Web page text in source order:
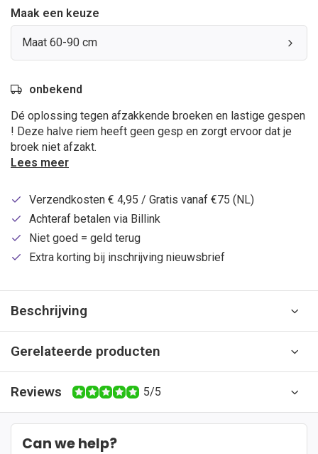
Maak een keuze
Maat 60-90 cm
onbekend
Dé oplossing tegen afzakkende broeken en lastige gespen
! Deze halve riem heeft geen gesp en zorgt ervoor dat je
broek niet afzakt.
Lees meer
Verzendkosten € 4,95 / Gratis vanaf €75 (NL)
Achteraf betalen via Billink
Niet goed = geld terug
Extra korting bij inschrijving nieuwsbrief
Beschrijving
Gerelateerde producten
Reviews 5/5
Can we help?